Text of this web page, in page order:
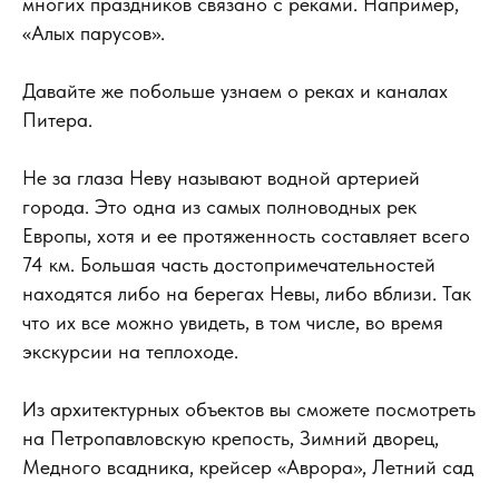
«Алых парусов».
Давайте же побольше узнаем о реках и каналах
Питера.
Не за глаза Неву называют водной артерией
города. Это одна из самых полноводных рек
Европы, хотя и ее протяженность составляет всего
74 км. Большая часть достопримечательностей
находятся либо на берегах Невы, либо вблизи. Так
что их все можно увидеть, в том числе, во время
экскурсии на теплоходе.
Из архитектурных объектов вы сможете посмотреть
на Петропавловскую крепость, Зимний дворец,
Медного всадника, крейсер «Аврора», Летний сад